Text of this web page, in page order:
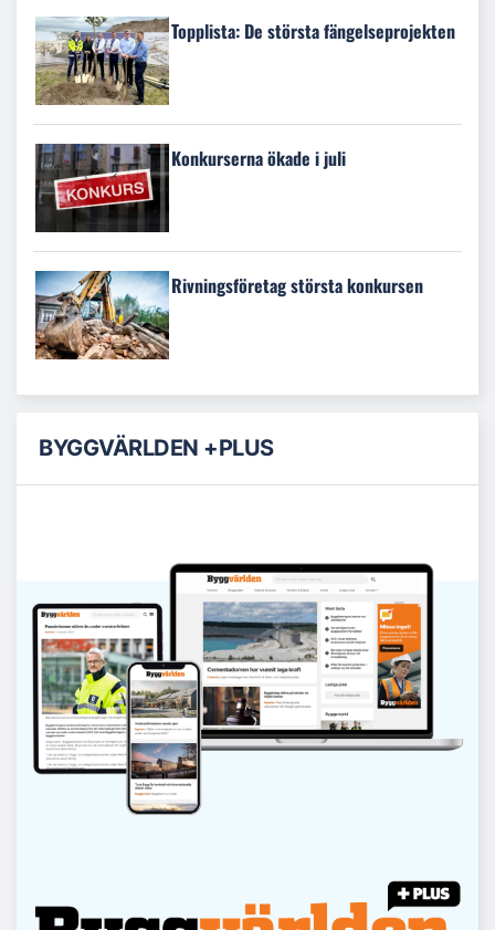
Topplista: De största fängelseprojekten
Konkurserna ökade i juli
Rivningsföretag största konkursen
BYGGVÄRLDEN +PLUS